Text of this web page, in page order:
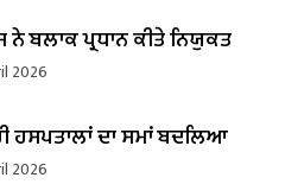
ਬਲਾਕ ਪ੍ਰਧਾਨ ਕੀਤੇ ਨਿਯੁਕਤ
2026
ਹਸਪਤਾਲਾਂ ਦਾ ਸਮਾਂ ਬਦਲਿਆ
2026